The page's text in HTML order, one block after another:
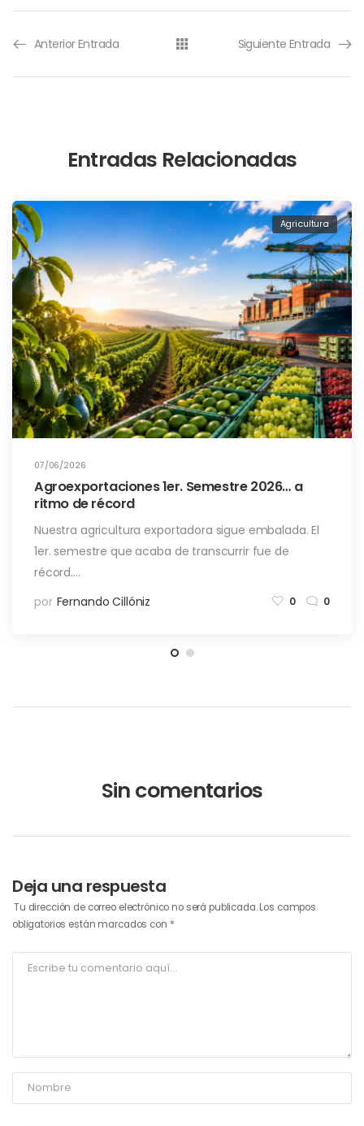
Anterior Entrada Siguiente Entrada
Entradas Relacionadas
07/06/2026
Agricultura
Agroexportaciones 1er. Semestre 2026… a
ritmo de récord
Nuestra agricultura exportadora sigue embalada. El
1er. semestre que acaba de transcurrir fue de
récord.…
por Fernando Cillóniz 0 0
Sin comentarios
Deja una respuesta
Tu dirección de correo electrónico no será publicada. Los campos
obligatorios están marcados con *